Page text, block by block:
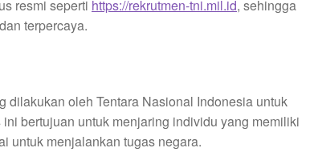
resmi seperti https://rekrutmen-tni.mil.id, sehingga
terpercaya.
dilakukan oleh Tentara Nasional Indonesia untuk
bertujuan untuk menjaring individu yang memiliki
untuk menjalankan tugas negara.